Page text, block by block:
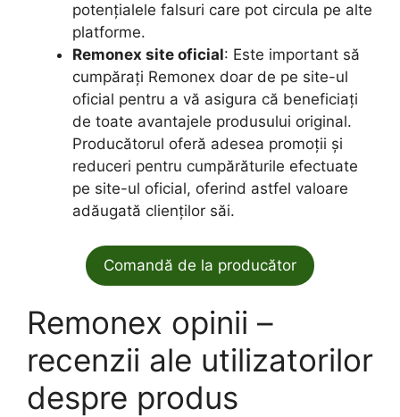
potențialele falsuri care pot circula pe alte
platforme.
Remonex site oficial: Este important să
cumpărați Remonex doar de pe site-ul
oficial pentru a vă asigura că beneficiați
de toate avantajele produsului original.
Producătorul oferă adesea promoții și
reduceri pentru cumpărăturile efectuate
pe site-ul oficial, oferind astfel valoare
adăugată clienților săi.
Comandă de la producător
Remonex opinii –
recenzii ale utilizatorilor
despre produs